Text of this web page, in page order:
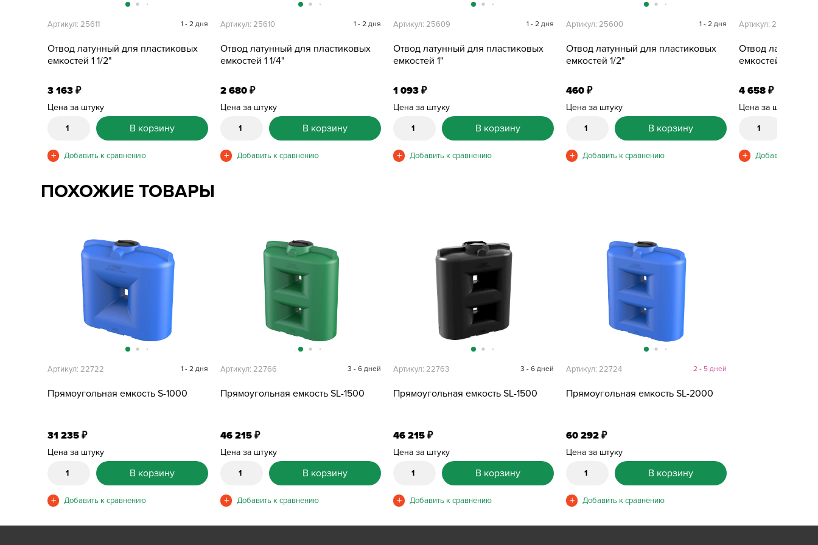
Отвод латунный для пластиковых
емкостей 1 1/2"
Артикул: 25611 1 - 2 дня
3 163₽
Цена за штуку
В корзину
Отвод латунный для пластиковых
емкостей 1 1/4"
Артикул: 25610 1 - 2 дня
2 680₽
Цена за штуку
В корзину
Отвод латунный для пластиковых
емкостей 1"
Артикул: 25609 1 - 2 дня
1 093₽
Цена за штуку
В корзину
Отвод латунный для пластиковых
емкостей 1/2"
Артикул: 25600 1 - 2 дня
460₽
Цена за штуку
В корзину
Отвод латунный
емкостей 2"
Артикул: 25612
4 658₽
Цена за штуку
ПОХОЖИЕ ТОВАРЫ
Прямоугольная емкость S-1000
Артикул: 22722 1 - 2 дня
31 235₽
Цена за штуку
В корзину
Прямоугольная емкость SL-1500
Артикул: 22766 3 - 6 дней
46 215₽
Цена за штуку
В корзину
Прямоугольная емкость SL-1500
Артикул: 22763 3 - 6 дней
46 215₽
Цена за штуку
В корзину
Прямоугольная емкость SL-2000
Артикул: 22724 2 - 5 дней
60 292₽
Цена за штуку
В корзину